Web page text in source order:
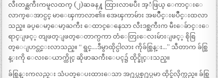
လီးတန္ႀကီးကမူလထက္ (၂)ဆခန႔္ ထြားလာၿပီး အ့ံဖြယ္ ေကာင္းေ
လာက္ေအာင္ပင္ မာေၾကာလာ၏။ အေၾကာမ်ား အၿပိဳင္းၿပိဳင္းထလာ
သည္။ ခပ္ေမာ့ေမာ့ႀကီး ေထာင္ေနေသာ လီးဒစ္ႀကီးက မီးေခ်ာင္းေ
ရာင္ျဖင့္ တျဖတ္ျဖတ္ေတာက္ပကာ တံေတြးေလးမ်ားျဖင့္ စိုစြ
တ္ေျပာင္တင္းလာသည္။ “ ရွင္….ဒီမွာထိုင္ပါလား ကိုခ်စ္ထြန္း…” သီတာက ခ်စ္ထြ
န္းကို ေလးေယာက္ထိုင္ ဆိုဖာႀကီးေပၚ၌ ထိုင္ခိုင္းသည္။
ခ်စ္ထြန္းကလည္း သံပတ္ေပးထားေသာ အ႐ုပ္တစ္႐ုပ္ပမာ ထိုင္ခ်လိုက္သည္။ ခ်စ္ထြ